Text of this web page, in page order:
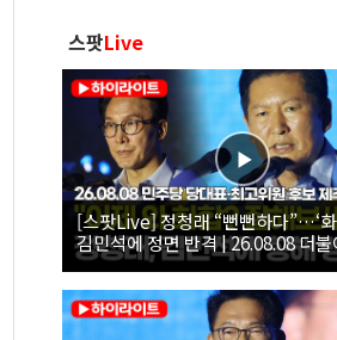
스팟Live
[스팟Live] 정청래 “뻔뻔하다”…‘화
김민석에 정면 반격 | 26.08.08 더
당대표·최고위원 후보 제주 합동연